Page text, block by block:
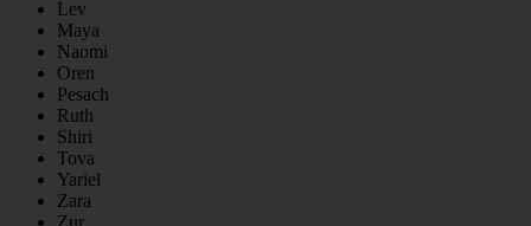
Lev
Maya
Naomi
Oren
Pesach
Ruth
Shiri
Tova
Yariel
Zara